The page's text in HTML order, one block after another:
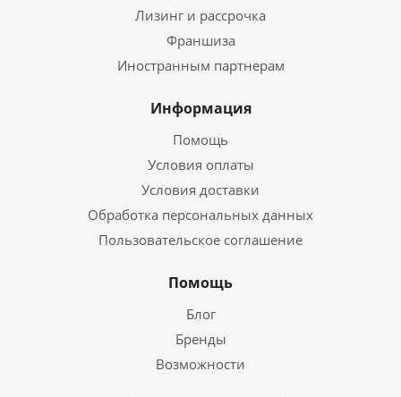
Лизинг и рассрочка
Франшиза
Иностранным партнерам
Информация
Помощь
Условия оплаты
Условия доставки
Обработка персональных данных
Пользовательское соглашение
Помощь
Блог
Бренды
Возможности